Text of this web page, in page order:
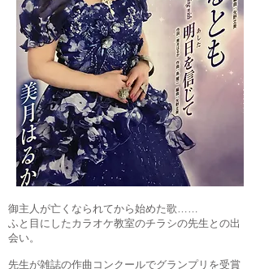
御主人が亡くなられてから始めた歌……
ふと目にしたカラオケ教室のチラシの先生との出
会い。
先生が雑誌の作曲コンクールでグランプリを受賞